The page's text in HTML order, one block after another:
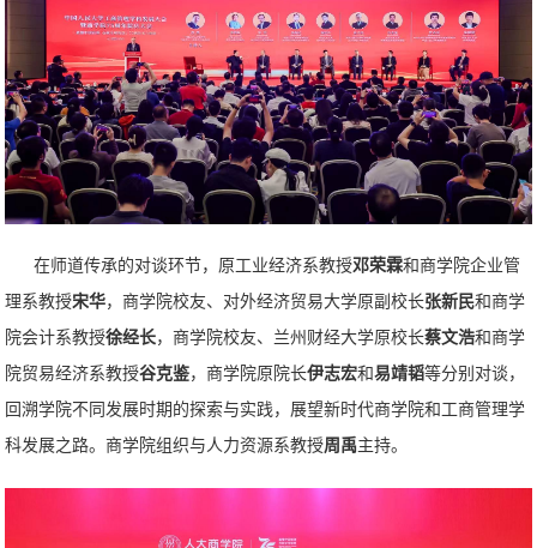
在师道传承的对谈环节，原工业经济系教授邓荣霖和商学院企业管
理系教授宋华，商学院校友、对外经济贸易大学原副校长张新民和商学
院会计系教授徐经长，商学院校友、兰州财经大学原校长蔡文浩和商学
院贸易经济系教授谷克鉴，商学院原院长伊志宏和易靖韬等分别对谈，
回溯学院不同发展时期的探索与实践，展望新时代商学院和工商管理学
科发展之路。商学院组织与人力资源系教授周禹主持。